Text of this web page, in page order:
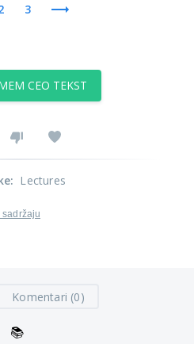
3
CEO TEKST
: Lectures
sadržaju
Komentari (0)
📚